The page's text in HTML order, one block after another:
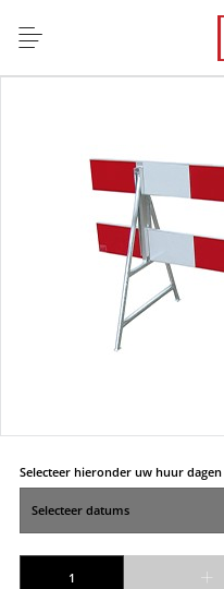
Selecteer hieronder uw huur dagen
Rood Wit afzethek aantal